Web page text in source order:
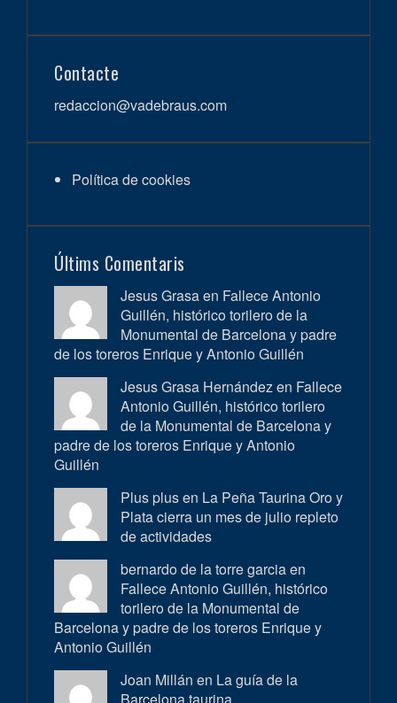
Contacte
redaccion@vadebraus.com
Política de cookies
Últims Comentaris
Jesus Grasa en Fallece Antonio
Guillén, histórico torilero de la
Monumental de Barcelona y padre
de los toreros Enrique y Antonio Guillén
Jesus Grasa Hernández en Fallece
Antonio Guillén, histórico torilero
de la Monumental de Barcelona y
padre de los toreros Enrique y Antonio
Guillén
Plus plus en La Peña Taurina Oro y
Plata cierra un mes de julio repleto
de actividades
bernardo de la torre garcia en
Fallece Antonio Guillén, histórico
torilero de la Monumental de
Barcelona y padre de los toreros Enrique y
Antonio Guillén
Joan Millán en La guía de la
Barcelona taurina